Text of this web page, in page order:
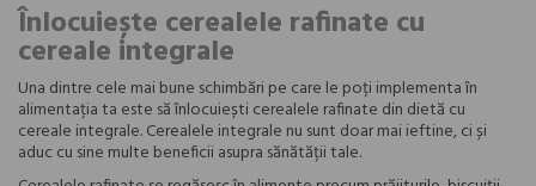
Înlocuiește cerealele rafinate cu
cereale integrale
Una dintre cele mai bune schimbări pe care le poți implementa în
alimentația ta este să înlocuiești cerealele rafinate din dietă cu
cereale integrale. Cerealele integrale nu sunt doar mai ieftine, ci și
aduc cu sine multe beneficii asupra sănătății tale.